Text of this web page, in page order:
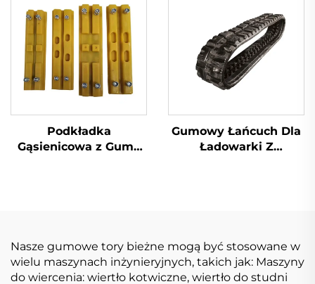
Podkładka
Gąsienicowa z Gumy
Gumowy Łańcuch Dla
Ładowarki Z
Nasze gumowe tory bieżne mogą być stosowane w
wielu maszynach inżynieryjnych, takich jak: Maszyny
do wiercenia: wiertło kotwiczne, wiertło do studni